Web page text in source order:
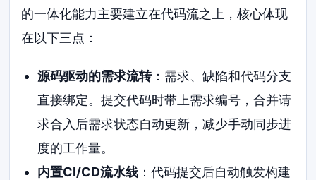
的一体化能力主要建立在代码流之上，核心体现
在以下三点：
源码驱动的需求流转：需求、缺陷和代码分支
直接绑定。提交代码时带上需求编号，合并请
求合入后需求状态自动更新，减少手动同步进
度的工作量。
内置CI/CD流水线：代码提交后自动触发构建